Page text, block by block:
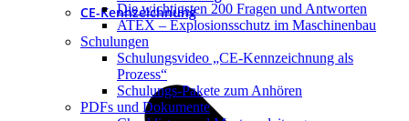
CE-Kennzeichnung
Die wichtigsten 200 Fragen und Antworten
ATEX – Explosionsschutz im Maschinenbau
Schulungen
Schulungsvideo „CE-Kennzeichnung als
Prozess“
Schulungs-Pakete zum Anhören
PDFs und Dokumente